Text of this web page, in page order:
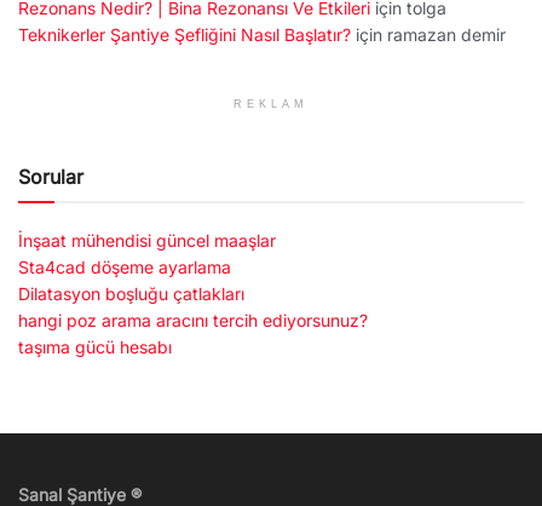
Rezonans Nedir? | Bina Rezonansı Ve Etkileri için tolga
Teknikerler Şantiye Şefliğini Nasıl Başlatır? için ramazan demir
REKLAM
Sorular
İnşaat mühendisi güncel maaşlar
Sta4cad döşeme ayarlama
Dilatasyon boşluğu çatlakları
hangi poz arama aracını tercih ediyorsunuz?
taşıma gücü hesabı
Sanal Şantiye ®